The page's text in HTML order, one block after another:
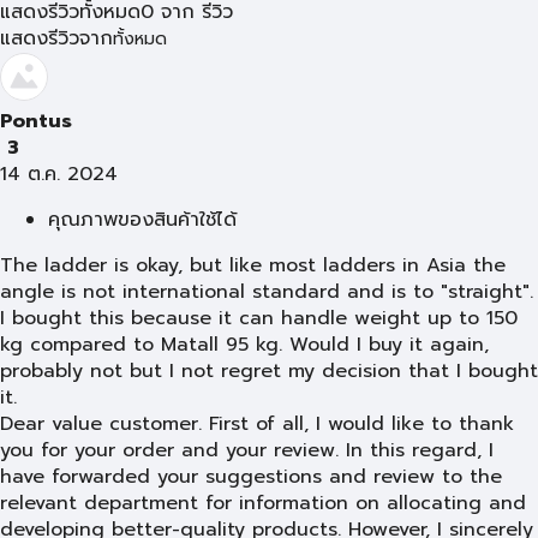
แสดงรีวิวทั้งหมด0 จาก รีวิว
แสดงรีวิวจากทั้งหมด
Pontus
3
14 ต.ค. 2024
คุณภาพของสินค้าใช้ได้
The ladder is okay, but like most ladders in Asia the
angle is not international standard and is to "straight".
I bought this because it can handle weight up to 150
kg compared to Matall 95 kg. Would I buy it again,
probably not but I not regret my decision that I bought
it.
Dear value customer. First of all, I would like to thank
you for your order and your review. In this regard, I
have forwarded your suggestions and review to the
relevant department for information on allocating and
developing better-quality products. However, I sincerely